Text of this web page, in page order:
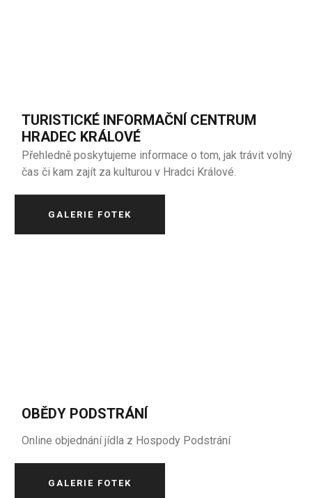
TURISTICKÉ INFORMAČNÍ CENTRUM
HRADEC KRÁLOVÉ
Přehledně poskytujeme informace o tom, jak trávit volný
čas či kam zajít za kulturou v Hradci Králové.
GALERIE FOTEK
OBĚDY PODSTRÁNÍ
Online objednání jídla z Hospody Podstrání
GALERIE FOTEK